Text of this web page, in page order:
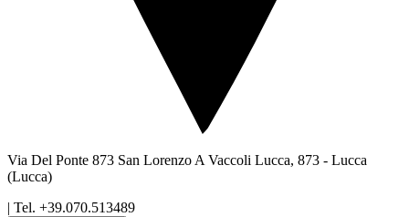
Via Del Ponte 873 San Lorenzo A Vaccoli Lucca, 873 - Lucca
(Lucca)
| Tel. +39.070.513489